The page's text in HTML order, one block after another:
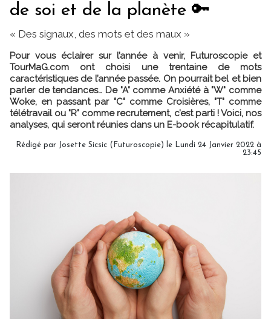
de soi et de la planète 🔑
« Des signaux, des mots et des maux »
Pour vous éclairer sur l’année à venir, Futuroscopie et
TourMaG.com ont choisi une trentaine de mots
caractéristiques de l’année passée. On pourrait bel et bien
parler de tendances… De "A" comme Anxiété à "W" comme
Woke, en passant par "C" comme Croisières, "T" comme
télétravail ou "R" comme recrutement, c’est parti ! Voici, nos
analyses, qui seront réunies dans un E-book récapitulatif.
Rédigé par Josette Sicsic (Futuroscopie) le Lundi 24 Janvier 2022 à
23:45